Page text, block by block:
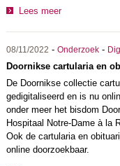
Lees meer
08/11/2022 - Onderzoek-
Doornikse cartularia en
De Doornikse collectie
gedigitaliseerd en is nu
onder meer het bisdom
Hospitaal Notre-Dame à la
Ook de cartularia en
online doorzoekbaar.